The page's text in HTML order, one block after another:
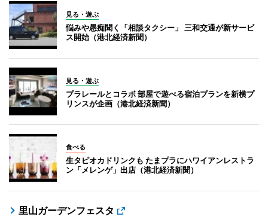
見る・遊ぶ
悩みや愚痴聞く「相談タクシー」 三和交通が新サービ
ス開始（港北経済新聞）
見る・遊ぶ
プラレールとコラボ 部屋で遊べる宿泊プランを新横プ
リンスが企画（港北経済新聞）
食べる
生タピオカドリンクも たまプラにハワイアンレストラ
ン「メレンゲ」出店（港北経済新聞）
里山ガーデンフェスタ